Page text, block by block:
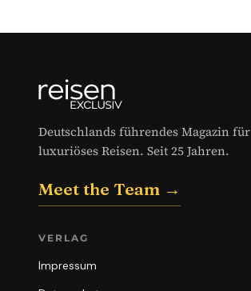
Deutschlands führendes Magazin für
luxuriöses Reisen. Seit 25 Jahren.
Meet the Team →
VERLAG
Impressum